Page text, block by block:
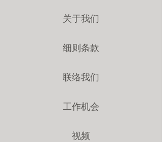
关于我们
细则条款
联络我们
工作机会
视频